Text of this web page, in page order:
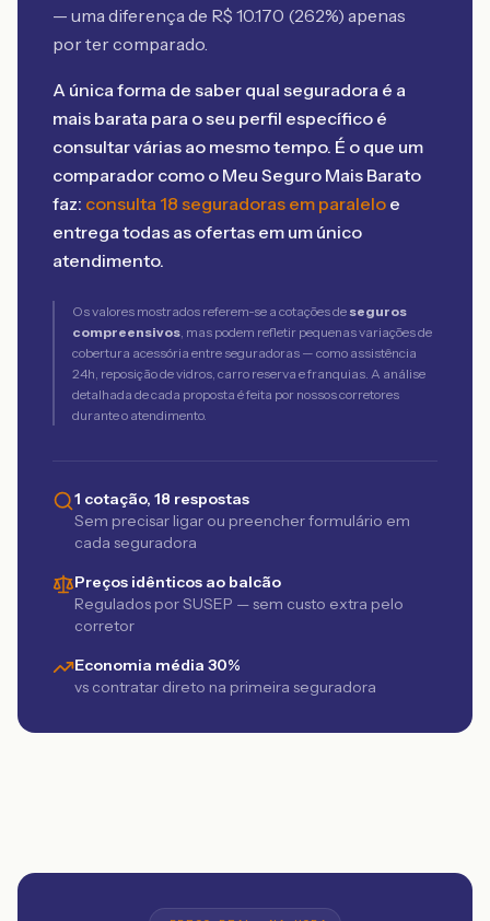
— uma diferença de R$ 10.170 (262%) apenas
por ter comparado.
A única forma de saber qual seguradora é a
mais barata para o seu perfil específico é
consultar várias ao mesmo tempo. É o que um
comparador como o Meu Seguro Mais Barato
faz: consulta 18 seguradoras em paralelo e
entrega todas as ofertas em um único
atendimento.
Os valores mostrados referem-se a cotações de seguros
compreensivos, mas podem refletir pequenas variações de
cobertura acessória entre seguradoras — como assistência
24h, reposição de vidros, carro reserva e franquias. A análise
detalhada de cada proposta é feita por nossos corretores
durante o atendimento.
1 cotação, 18 respostas
Sem precisar ligar ou preencher formulário em
cada seguradora
Preços idênticos ao balcão
Regulados por SUSEP — sem custo extra pelo
corretor
Economia média 30%
vs contratar direto na primeira seguradora